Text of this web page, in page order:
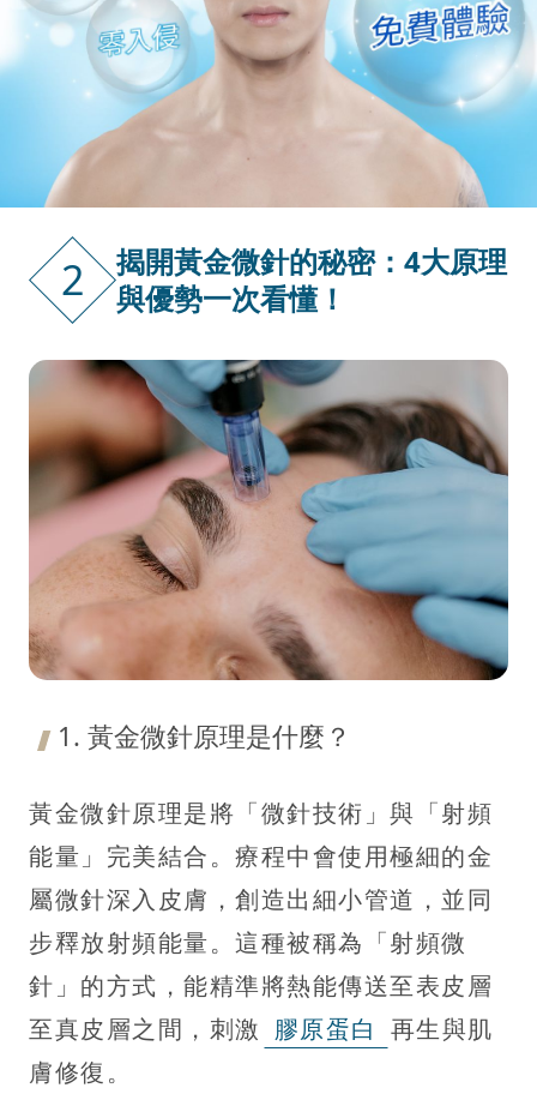
2
揭開黃金微針的秘密：4大原理
與優勢一次看懂！
1. 黃金微針原理是什麼？
黃金微針原理是將「微針技術」與「射頻
能量」完美結合。療程中會使用極細的金
屬微針深入皮膚，創造出細小管道，並同
步釋放射頻能量。這種被稱為「射頻微
針」的方式，能精準將熱能傳送至表皮層
至真皮層之間，刺激 膠原蛋白 再生與肌
膚修復。